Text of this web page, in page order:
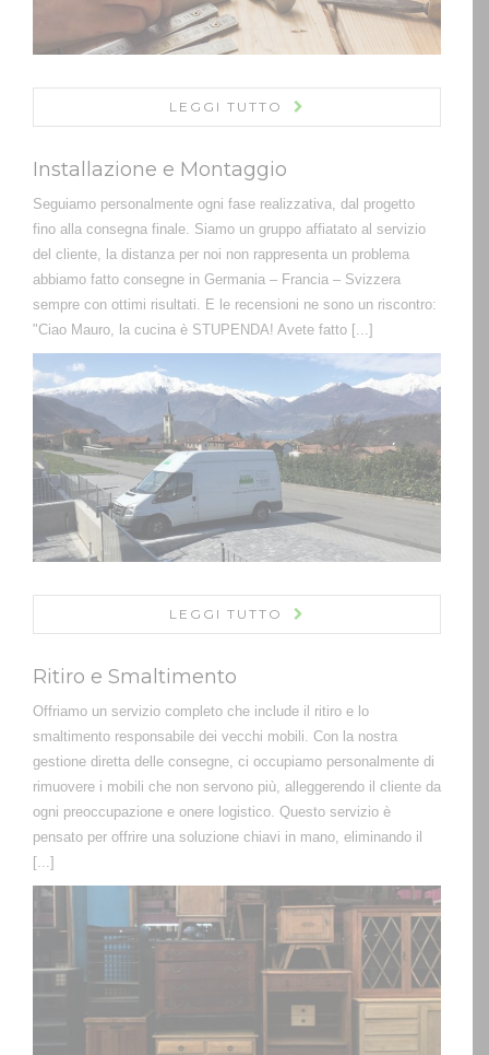
LEGGI TUTTO
Installazione e Montaggio
Seguiamo personalmente ogni fase realizzativa, dal progetto
fino alla consegna finale. Siamo un gruppo affiatato al servizio
del cliente, la distanza per noi non rappresenta un problema
abbiamo fatto consegne in Germania – Francia – Svizzera
sempre con ottimi risultati. E le recensioni ne sono un riscontro:
"Ciao Mauro, la cucina è STUPENDA! Avete fatto [...]
LEGGI TUTTO
Ritiro e Smaltimento
Offriamo un servizio completo che include il ritiro e lo
smaltimento responsabile dei vecchi mobili. Con la nostra
gestione diretta delle consegne, ci occupiamo personalmente di
rimuovere i mobili che non servono più, alleggerendo il cliente da
ogni preoccupazione e onere logistico. Questo servizio è
pensato per offrire una soluzione chiavi in mano, eliminando il
[...]